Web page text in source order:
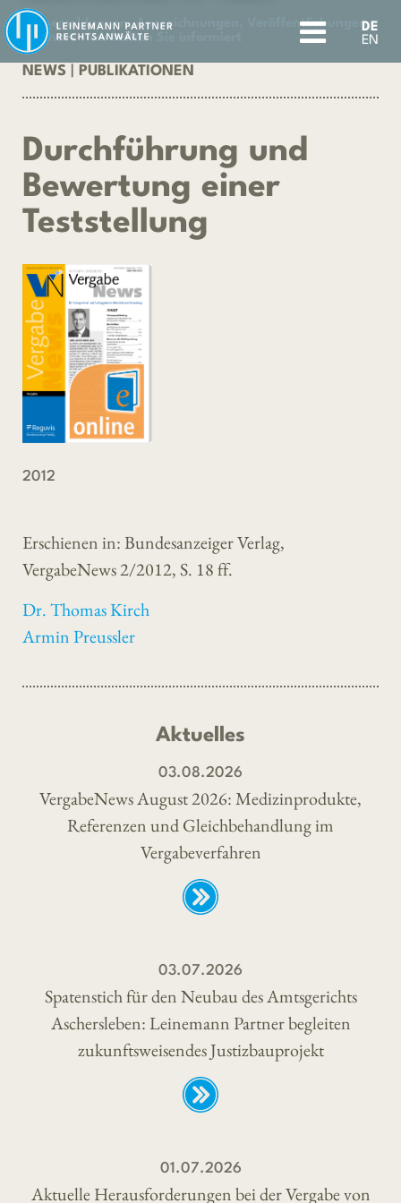
DE
EN
Pressemeldungen, Auszeichnungen, Veröffentlichungen,
Seminare - wir halten Sie informiert
NEWS PUBLIKATIONEN
Durchführung und
Bewertung einer
Teststellung
2012
Erschienen in: Bundesanzeiger Verlag,
VergabeNews 2/2012, S. 18 ff.
Dr. Thomas Kirch
Armin Preussler
Aktuelles
03.08.2026
VergabeNews August 2026: Medizinprodukte,
Referenzen und Gleichbehandlung im
Vergabeverfahren
03.07.2026
Spatenstich für den Neubau des Amtsgerichts
Aschersleben: Leinemann Partner begleiten
zukunftsweisendes Justizbauprojekt
01.07.2026
Aktuelle Herausforderungen bei der Vergabe von